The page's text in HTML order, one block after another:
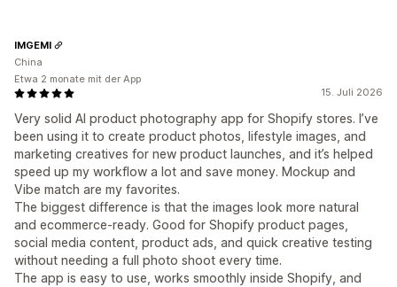
15. Juli 2026
Very solid AI product photography app for Shopify stores. I’ve
been using it to create product photos, lifestyle images, and
marketing creatives for new product launches, and it’s helped
speed up my workflow a lot and save money. Mockup and
Vibe match are my favorites.
The biggest difference is that the images look more natural
and ecommerce-ready. Good for Shopify product pages,
social media content, product ads, and quick creative testing
without needing a full photo shoot every time.
The app is easy to use, works smoothly inside Shopify, and
IMGEMI
China
Etwa 2 monate mit der App